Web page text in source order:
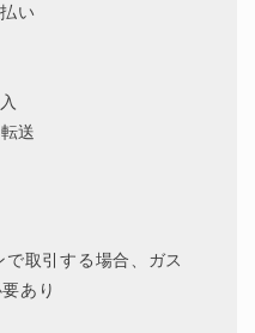
い
送
取引する場合、ガス
あり